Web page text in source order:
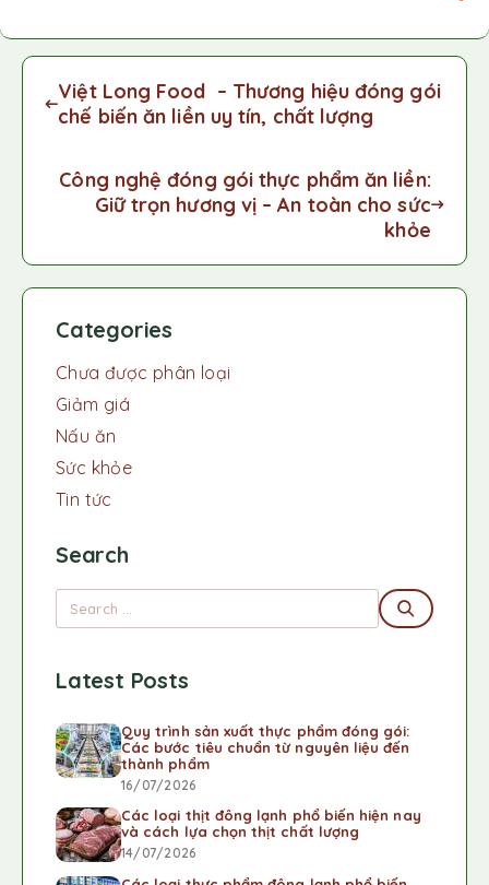
Việt Long Food – Thương hiệu đóng gói
chế biến ăn liền uy tín, chất lượng
Công nghệ đóng gói thực phẩm ăn liền:
Giữ trọn hương vị – An toàn cho sức
khỏe
Categories
Chưa được phân loại
Giảm giá
Nấu ăn
Sức khỏe
Tin tức
Search
Latest Posts
Quy trình sản xuất thực phẩm đóng gói:
Các bước tiêu chuẩn từ nguyên liệu đến
thành phẩm
16/07/2026
Các loại thịt đông lạnh phổ biến hiện nay
và cách lựa chọn thịt chất lượng
14/07/2026